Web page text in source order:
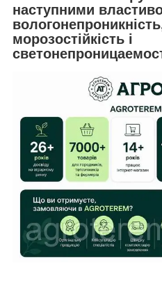
наступними
морозостійкість і